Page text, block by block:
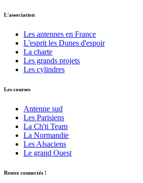
L'association
Les antennes en France
L'esprit les Dunes d'espoir
La charte
Les grands projets
Les cylindres
Les courses
Antenne sud
Les Parisiens
La Ch'ti Team
La Normandie
Les Alsaciens
Le grand Ouest
Restez connectés !